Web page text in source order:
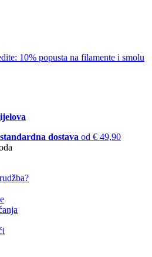
10% popusta na filamente i smolu
dostava od € 49,90